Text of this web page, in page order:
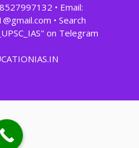
• Email:
• Search
on Telegram